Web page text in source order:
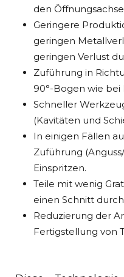
den
Geringere
geringen
geringen Verlust
Zuführung in
90°-Bogen wie
Schneller
(Kavitäten und
In einigen Fällen
Zuführung
Einspritzen.
Teile mit wenig
einen Schnitt
Reduzierung der
Fertigstellung von